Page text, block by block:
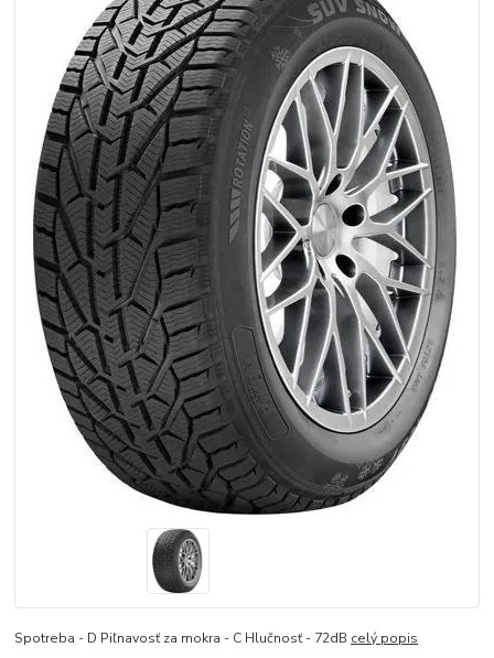
Spotreba - D Piľnavosť za mokra - C Hlučnosť - 72dB celý popis